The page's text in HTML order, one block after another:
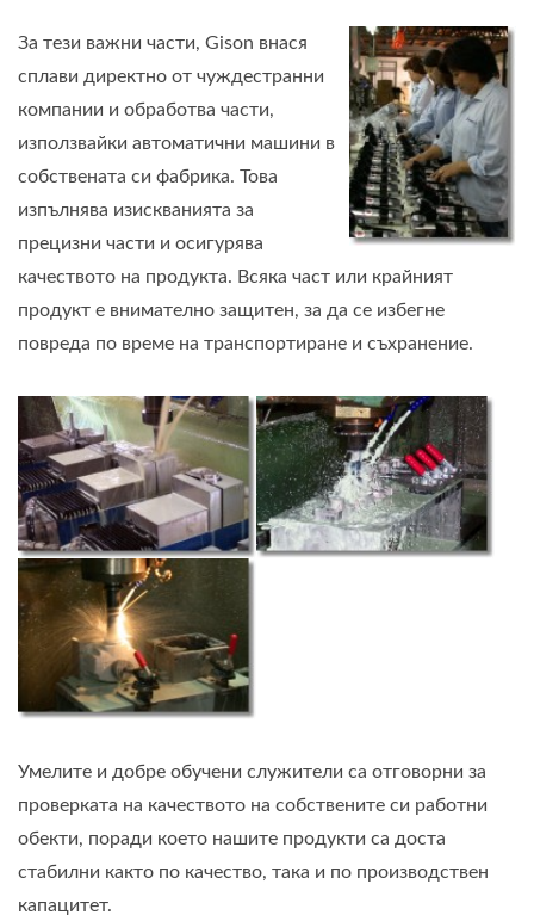
За тези важни части, Gison внася
сплави директно от чуждестранни
компании и обработва части,
използвайки автоматични машини в
собствената си фабрика. Това
изпълнява изискванията за
прецизни части и осигурява
качеството на продукта. Всяка част или крайният
продукт е внимателно защитен, за да се избегне
повреда по време на транспортиране и съхранение.
Умелите и добре обучени служители са отговорни за
проверката на качеството на собствените си работни
обекти, поради което нашите продукти са доста
стабилни както по качество, така и по производствен
капацитет.